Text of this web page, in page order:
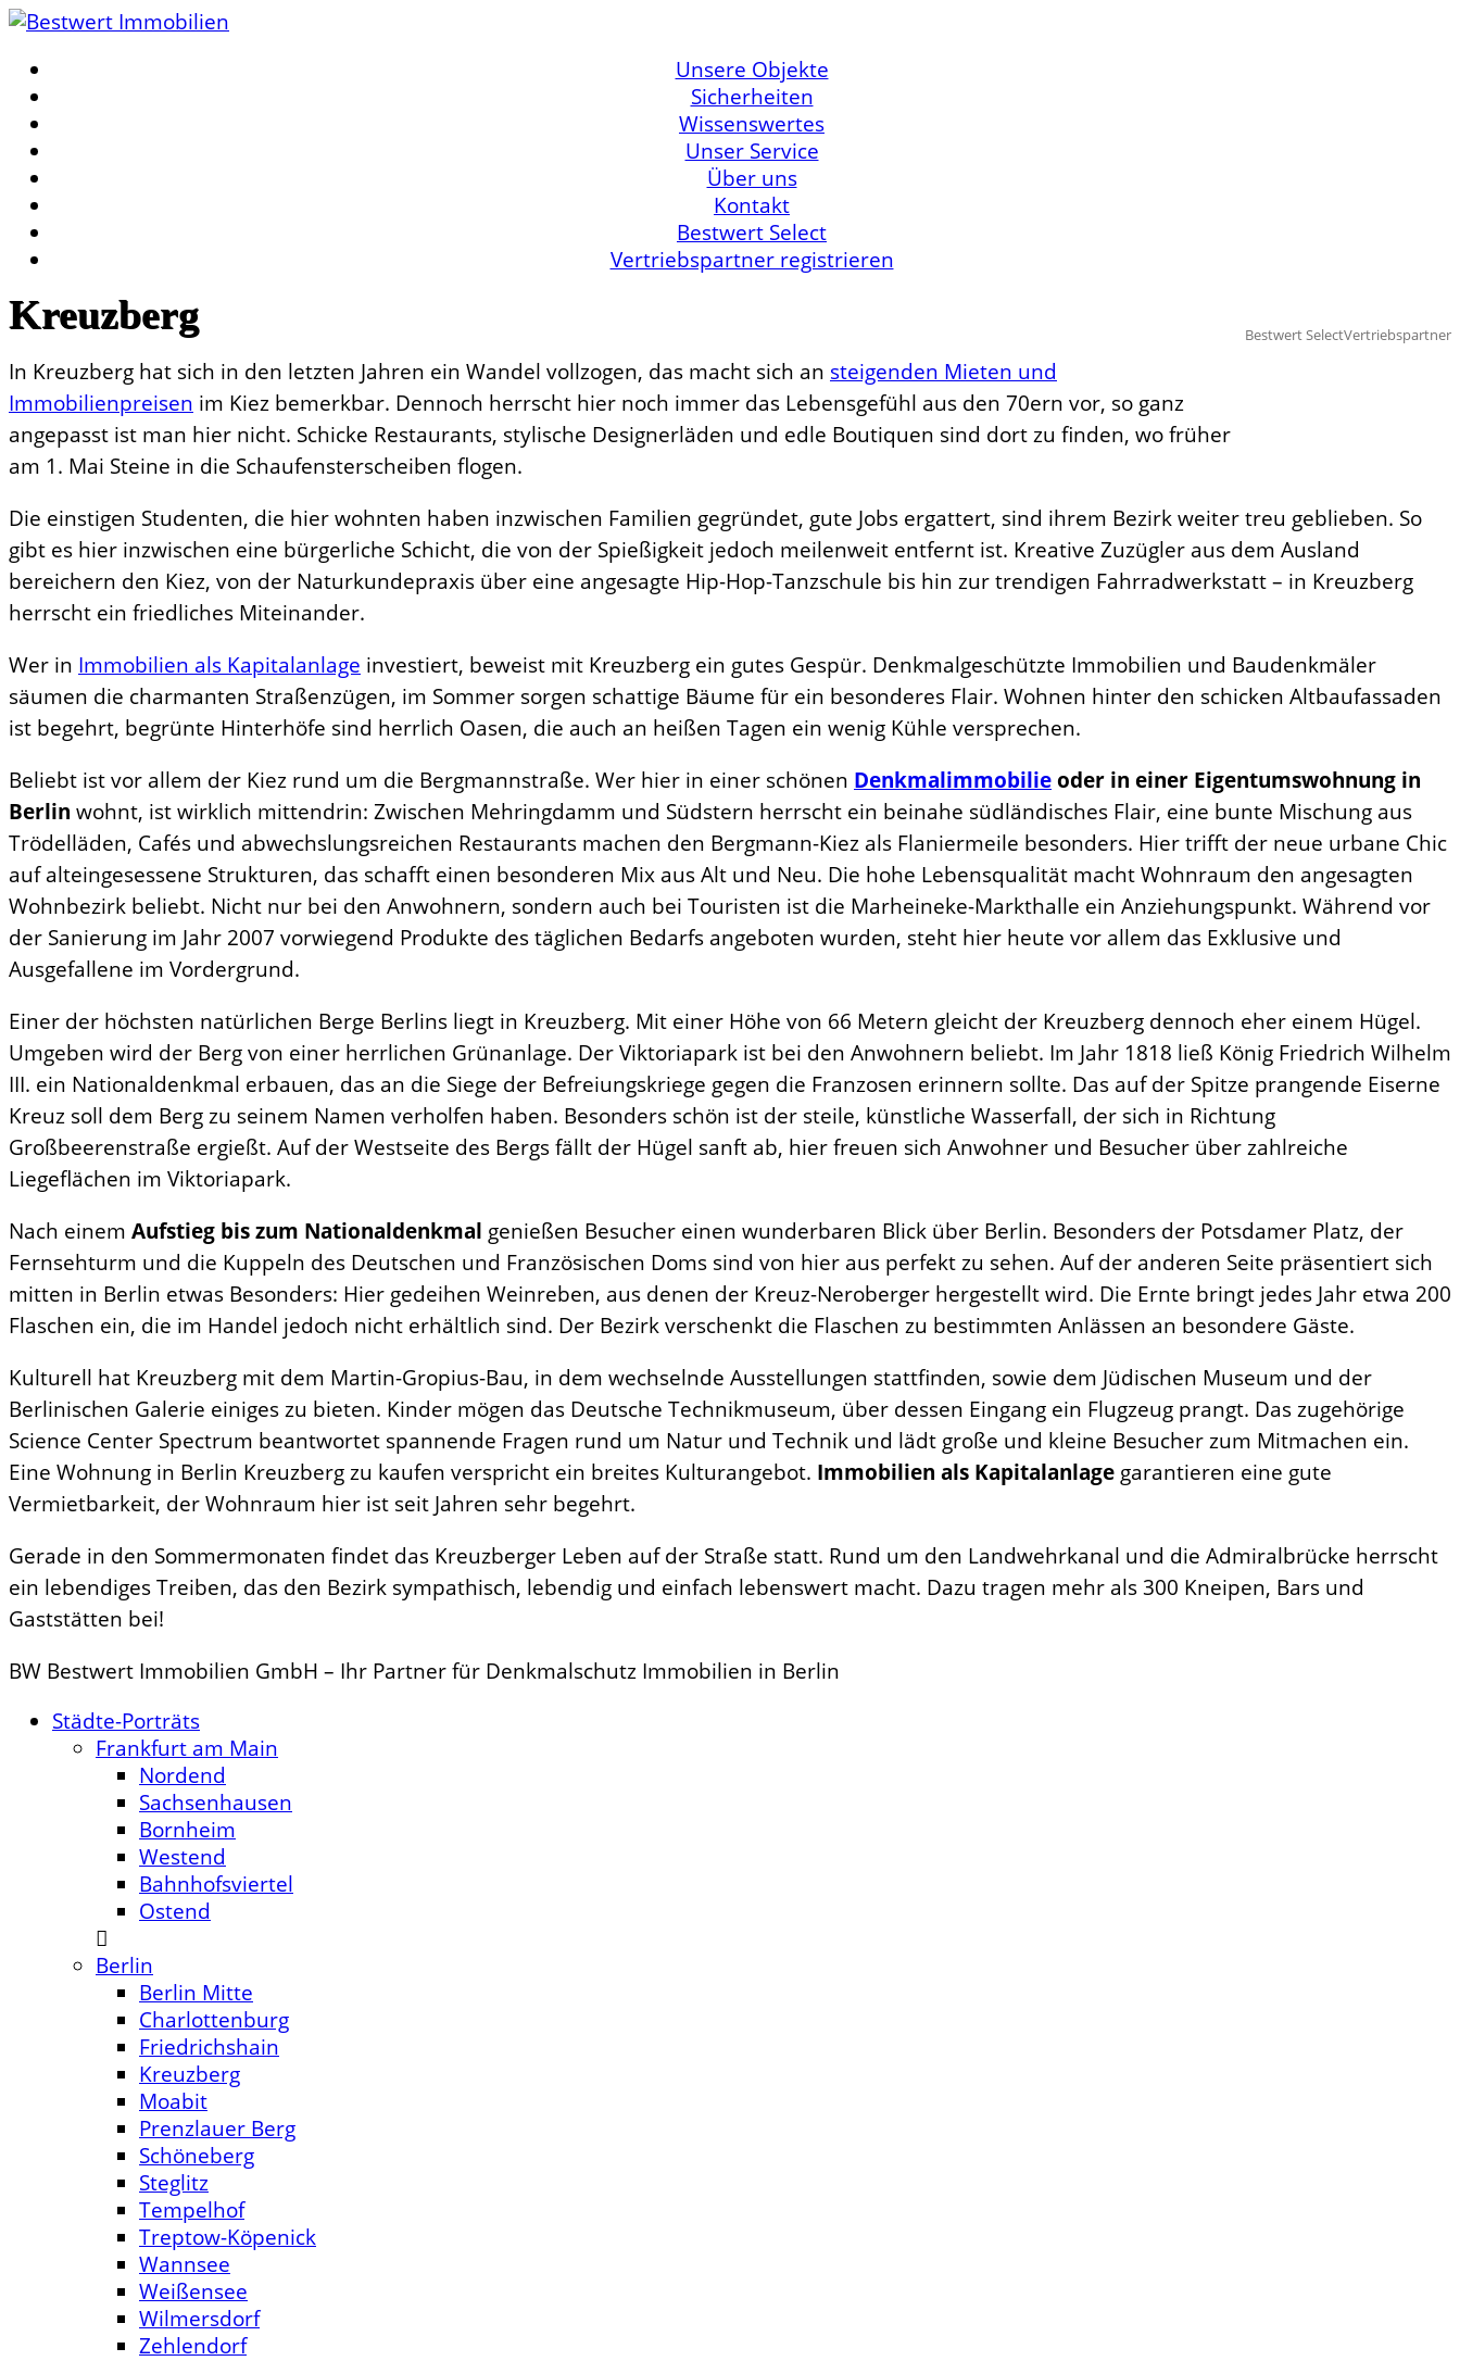
Unsere Objekte
Sicherheiten
Wissenswertes
Unser Service
Über uns
Kontakt
Bestwert Select
Vertriebspartner registrieren
Vertriebspartner
Bestwert Select
Kreuzberg
In Kreuzberg hat sich in den letzten Jahren ein Wandel vollzogen, das macht sich an steigenden Mieten und
Immobilienpreisen im Kiez bemerkbar. Dennoch herrscht hier noch immer das Lebensgefühl aus den 70ern vor, so ganz
angepasst ist man hier nicht. Schicke Restaurants, stylische Designerläden und edle Boutiquen sind dort zu finden, wo früher
am 1. Mai Steine in die Schaufensterscheiben flogen.
Die einstigen Studenten, die hier wohnten haben inzwischen Familien gegründet, gute Jobs ergattert, sind ihrem Bezirk weiter treu geblieben. So
gibt es hier inzwischen eine bürgerliche Schicht, die von der Spießigkeit jedoch meilenweit entfernt ist. Kreative Zuzügler aus dem Ausland
bereichern den Kiez, von der Naturkundepraxis über eine angesagte Hip-Hop-Tanzschule bis hin zur trendigen Fahrradwerkstatt – in Kreuzberg
herrscht ein friedliches Miteinander.
Wer in Immobilien als Kapitalanlage investiert, beweist mit Kreuzberg ein gutes Gespür. Denkmalgeschützte Immobilien und Baudenkmäler
säumen die charmanten Straßenzügen, im Sommer sorgen schattige Bäume für ein besonderes Flair. Wohnen hinter den schicken Altbaufassaden
ist begehrt, begrünte Hinterhöfe sind herrlich Oasen, die auch an heißen Tagen ein wenig Kühle versprechen.
Beliebt ist vor allem der Kiez rund um die Bergmannstraße. Wer hier in einer schönen Denkmalimmobilieoder in einer Eigentumswohnung in
Berlin wohnt, ist wirklich mittendrin: Zwischen Mehringdamm und Südstern herrscht ein beinahe südländisches Flair, eine bunte Mischung aus
Trödelläden, Cafés und abwechslungsreichen Restaurants machen den Bergmann-Kiez als Flaniermeile besonders. Hier trifft der neue urbane Chic
auf alteingesessene Strukturen, das schafft einen besonderen Mix aus Alt und Neu. Die hohe Lebensqualität macht Wohnraum den angesagten
Wohnbezirk beliebt. Nicht nur bei den Anwohnern, sondern auch bei Touristen ist die Marheineke-Markthalle ein Anziehungspunkt. Während vor
der Sanierung im Jahr 2007 vorwiegend Produkte des täglichen Bedarfs angeboten wurden, steht hier heute vor allem das Exklusive und
Ausgefallene im Vordergrund.
Einer der höchsten natürlichen Berge Berlins liegt in Kreuzberg. Mit einer Höhe von 66 Metern gleicht der Kreuzberg dennoch eher einem Hügel.
Umgeben wird der Berg von einer herrlichen Grünanlage. Der Viktoriapark ist bei den Anwohnern beliebt. Im Jahr 1818 ließ König Friedrich Wilhelm
III. ein Nationaldenkmal erbauen, das an die Siege der Befreiungskriege gegen die Franzosen erinnern sollte. Das auf der Spitze prangende Eiserne
Kreuz soll dem Berg zu seinem Namen verholfen haben. Besonders schön ist der steile, künstliche Wasserfall, der sich in Richtung
Großbeerenstraße ergießt. Auf der Westseite des Bergs fällt der Hügel sanft ab, hier freuen sich Anwohner und Besucher über zahlreiche
Liegeflächen im Viktoriapark.
Nach einem Aufstieg bis zum Nationaldenkmal genießen Besucher einen wunderbaren Blick über Berlin. Besonders der Potsdamer Platz, der
Fernsehturm und die Kuppeln des Deutschen und Französischen Doms sind von hier aus perfekt zu sehen. Auf der anderen Seite präsentiert sich
mitten in Berlin etwas Besonders: Hier gedeihen Weinreben, aus denen der Kreuz-Neroberger hergestellt wird. Die Ernte bringt jedes Jahr etwa 200
Flaschen ein, die im Handel jedoch nicht erhältlich sind. Der Bezirk verschenkt die Flaschen zu bestimmten Anlässen an besondere Gäste.
Kulturell hat Kreuzberg mit dem Martin-Gropius-Bau, in dem wechselnde Ausstellungen stattfinden, sowie dem Jüdischen Museum und der
Berlinischen Galerie einiges zu bieten. Kinder mögen das Deutsche Technikmuseum, über dessen Eingang ein Flugzeug prangt. Das zugehörige
Science Center Spectrum beantwortet spannende Fragen rund um Natur und Technik und lädt große und kleine Besucher zum Mitmachen ein.
Eine Wohnung in Berlin Kreuzberg zu kaufen verspricht ein breites Kulturangebot. Immobilien als Kapitalanlage garantieren eine gute
Vermietbarkeit, der Wohnraum hier ist seit Jahren sehr begehrt.
Gerade in den Sommermonaten findet das Kreuzberger Leben auf der Straße statt. Rund um den Landwehrkanal und die Admiralbrücke herrscht
ein lebendiges Treiben, das den Bezirk sympathisch, lebendig und einfach lebenswert macht. Dazu tragen mehr als 300 Kneipen, Bars und
Gaststätten bei!
BW Bestwert Immobilien GmbH – Ihr Partner für Denkmalschutz Immobilien in Berlin
Städte-Porträts
Frankfurt am Main
Nordend
Sachsenhausen
Bornheim
Westend
Bahnhofsviertel
Ostend
Berlin
Berlin Mitte
Charlottenburg
Friedrichshain
Kreuzberg
Moabit
Prenzlauer Berg
Schöneberg
Steglitz
Tempelhof
Treptow-Köpenick
Wannsee
Weißensee
Wilmersdorf
Zehlendorf